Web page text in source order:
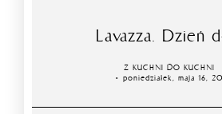
Lavazza. Dzień
Z KUCHNI DO KUCHNI
poniedziałek, maja 16,